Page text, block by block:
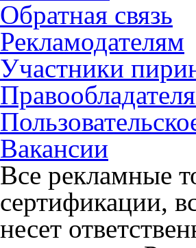
Обратная связь
Рекламодателям
Участники
Вакансии
Все рекламные
сертификации,
несет